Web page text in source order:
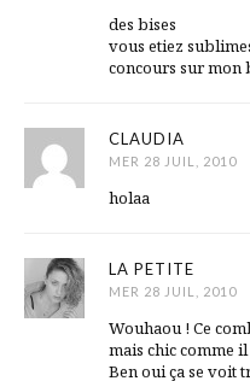
des bises
vous etiez
concours sur mon
CLAUDIA
MER 28 JUIL, 2010
holaa
LA PETITE
MER 28 JUIL, 2010
Wouhaou ! Ce
mais chic comme il
Ben oui ça se voit